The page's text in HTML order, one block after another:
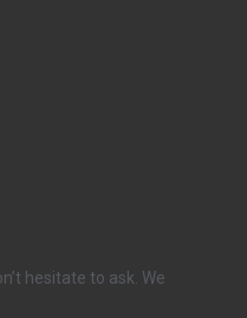
hesitate to ask. We